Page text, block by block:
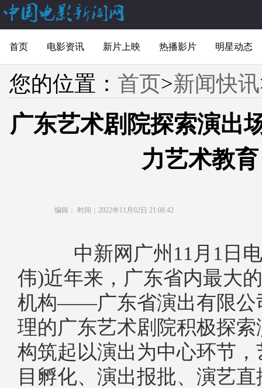
首页 电影资讯 新片上映 热播影片 明星动态
您的位置： 首页>新闻快讯
广东艺术剧院探索演出
力艺术教育
编辑： 时间：2022年11月02日 21:08:42
中新网广州11月1日电
伟)近年来，广东省内最大
机构——广东省演出有限公
理的广东艺术剧院积极探
构筑起以演出为中心环节
目孵化、演出报批、演艺